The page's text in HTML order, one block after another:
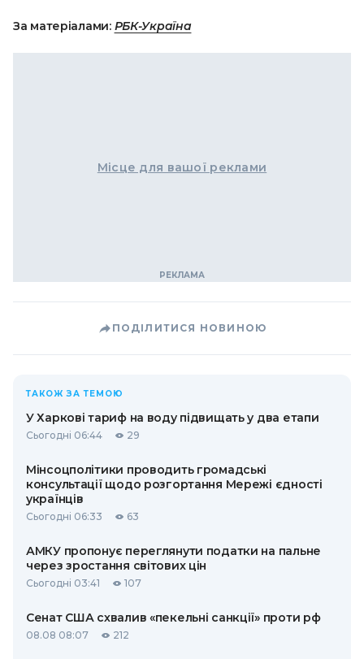
За матеріалами: РБК-Україна
Місце для вашої реклами
ПОДІЛИТИСЯ НОВИНОЮ
ТАКОЖ ЗА ТЕМОЮ
У Харкові тариф на воду підвищать у два етапи
Сьогодні 06:44 29
Мінсоцполітики проводить громадські
консультації щодо розгортання Мережі єдності
українців
Сьогодні 06:33 63
АМКУ пропонує переглянути податки на пальне
через зростання світових цін
Сьогодні 03:41 107
Сенат США схвалив «пекельні санкції» проти рф
08.08 08:07 212